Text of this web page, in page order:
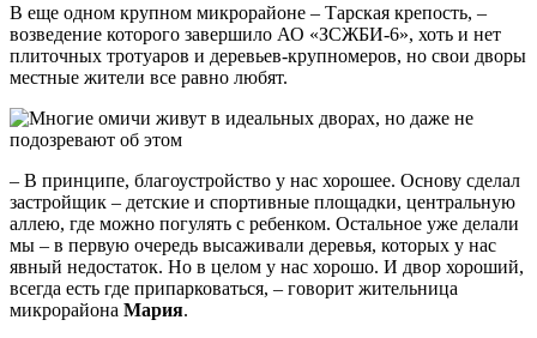
В еще одном крупном микрорайоне – Тарская крепость, –
возведение которого завершило АО «ЗСЖБИ-6», хоть и нет
плиточных тротуаров и деревьев-крупномеров, но свои дворы
местные жители все равно любят.
– В принципе, благоустройство у нас хорошее. Основу сделал
застройщик – детские и спортивные площадки, центральную
аллею, где можно погулять с ребенком. Остальное уже делали
мы – в первую очередь высаживали деревья, которых у нас
явный недостаток. Но в целом у нас хорошо. И двор хороший,
всегда есть где припарковаться, – говорит жительница
микрорайона Мария.